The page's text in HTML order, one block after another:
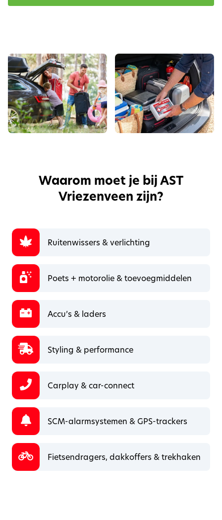
Waarom moet je bij AST
Vriezenveen zijn?
Ruitenwissers & verlichting
Poets + motorolie & toevoegmiddelen
Accu’s & laders
Styling & performance
Carplay & car-connect
SCM-alarmsystemen & GPS-trackers
Fietsendragers, dakkoffers & trekhaken